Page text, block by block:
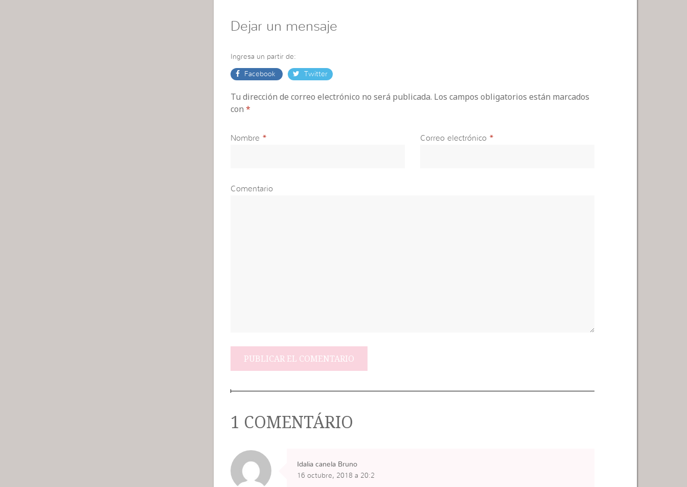
Dejar un mensaje
Ingresa un partir de:
Facebook Twitter
Tu dirección de correo electrónico no será publicada. Los campos obligatorios están marcados
con *
Nombre * Correo electrónico *
Comentario
1 COMENTÁRIO
Idalia canela Bruno
16 octubre, 2018 a 20:2